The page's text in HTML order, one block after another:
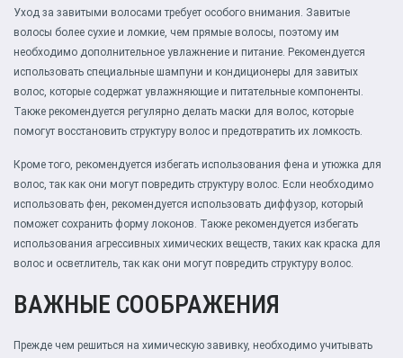
Уход за завитыми волосами требует особого внимания. Завитые
волосы более сухие и ломкие, чем прямые волосы, поэтому им
необходимо дополнительное увлажнение и питание. Рекомендуется
использовать специальные шампуни и кондиционеры для завитых
волос, которые содержат увлажняющие и питательные компоненты.
Также рекомендуется регулярно делать маски для волос, которые
помогут восстановить структуру волос и предотвратить их ломкость.
Кроме того, рекомендуется избегать использования фена и утюжка для
волос, так как они могут повредить структуру волос. Если необходимо
использовать фен, рекомендуется использовать диффузор, который
поможет сохранить форму локонов. Также рекомендуется избегать
использования агрессивных химических веществ, таких как краска для
волос и осветлитель, так как они могут повредить структуру волос.
ВАЖНЫЕ СООБРАЖЕНИЯ
Прежде чем решиться на химическую завивку, необходимо учитывать